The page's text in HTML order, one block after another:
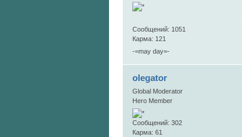
Сообщений: 1051
Карма: 121
-=may day=-
olegator
Global Moderator
Hero Member
Сообщений: 302
Карма: 61